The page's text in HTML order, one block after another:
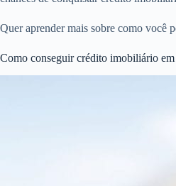
Quer aprender mais sobre como você
Como conseguir crédito imobiliário